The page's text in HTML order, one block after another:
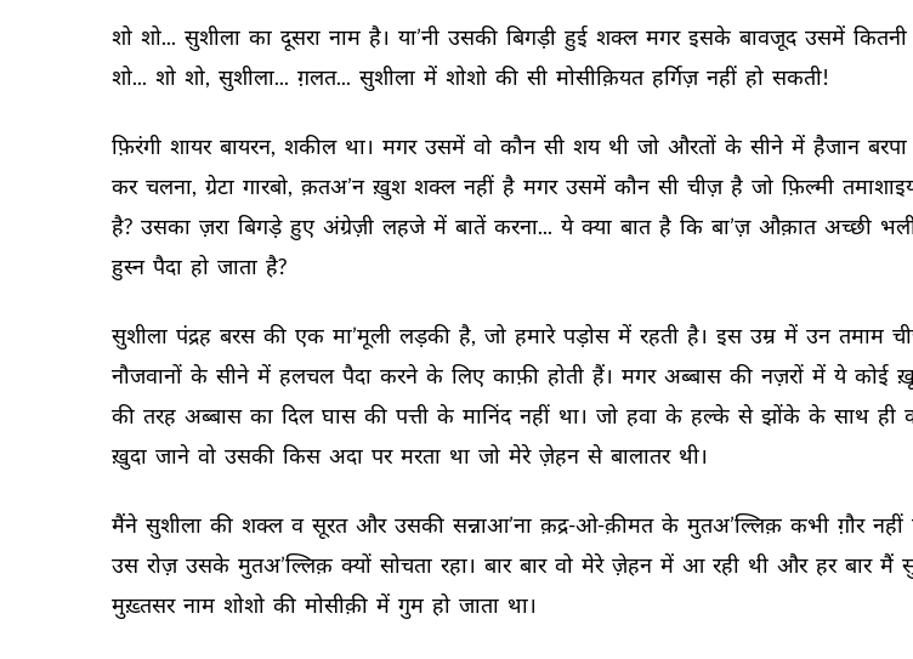
शो शो... सुशीला का दूसरा नाम है। या’नी उसकी बिगड़ी हुई शक्ल मगर इसके बावजूद उसमें कितनी
शो... शो शो, सुशीला... ग़लत... सुशीला में शोशो की सी मोसीक़ियत हर्गिज़ नहीं हो सकती!
फ़िरंगी शायर बायरन, शकील था। मगर उसमें वो कौन सी शय थी जो औरतों के सीने में हैजान बरपा
कर चलना, ग्रेटा गारबो, क़तअ’न ख़ुश शक्ल नहीं है मगर उसमें कौन सी चीज़ है जो फ़िल्मी
है? उसका ज़रा बिगड़े हुए अंग्रेज़ी लहजे में बातें करना... ये क्या बात है कि बा’ज़ औक़ात अच्छी
हुस्न पैदा हो जाता है?
सुशीला पंद्रह बरस की एक मा’मूली लड़की है, जो हमारे पड़ोस में रहती है। इस उम्र में उन तमाम
नौजवानों के सीने में हलचल पैदा करने के लिए काफ़ी होती हैं। मगर अब्बास की नज़रों में ये कोई
की तरह अब्बास का दिल घास की पत्ती के मानिंद नहीं था। जो हवा के हल्के से झोंके के साथ ही
ख़ुदा जाने वो उसकी किस अदा पर मरता था जो मेरे ज़ेहन से बालातर थी।
मैंने सुशीला की शक्ल व सूरत और उसकी सन्नाआ’ना क़द्र-ओ-क़ीमत के मुतअ’ल्लिक़ कभी ग़ौर नहीं
उस रोज़ उसके मुतअ’ल्लिक़ क्यों सोचता रहा। बार बार वो मेरे ज़ेहन में आ रही थी और हर बार मैं
मुख़्तसर नाम शोशो की मोसीक़ी में गुम हो जाता था।